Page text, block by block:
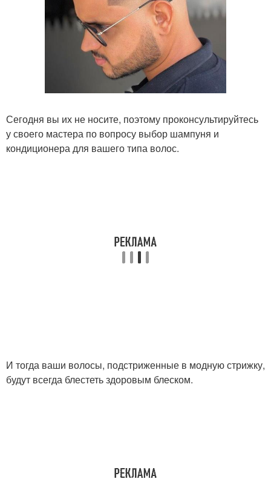
Сегодня вы их не носите, поэтому проконсультируйтесь
у своего мастера по вопросу выбор шампуня и
кондиционера для вашего типа волос.
И тогда ваши волосы, подстриженные в модную стрижку,
будут всегда блестеть здоровым блеском.